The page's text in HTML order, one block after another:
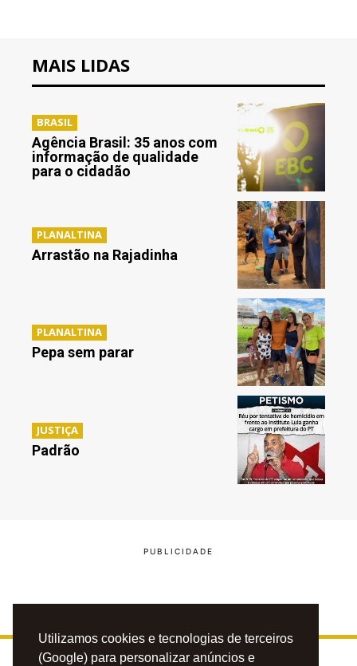
Utilizamos cookies e tecnologias de terceiros
(Google) para personalizar anúncios e
MAIS LIDAS
BRASIL
Agência Brasil: 35 anos com
informação de qualidade
para o cidadão
PLANALTINA
Arrastão na Rajadinha
PLANALTINA
Pepa sem parar
JUSTIÇA
Padrão